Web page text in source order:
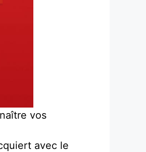
vos
avec le